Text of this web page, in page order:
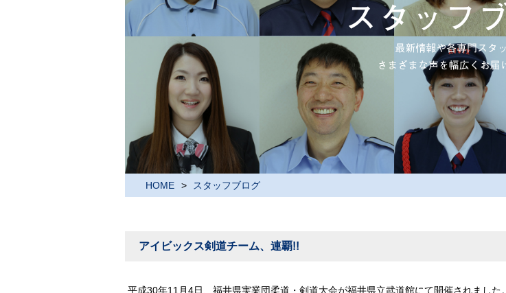
HOME スタッフブログ
アイビックス剣道チーム、連覇!!
平成30年11月4日、福井県実業団柔道・剣道大会が福井県立武道館にて開催されました。